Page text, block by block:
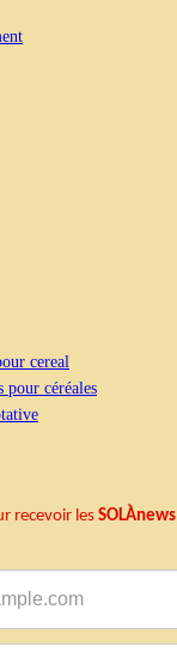
cereal
pour céréales
recevoir les SOLÀnews